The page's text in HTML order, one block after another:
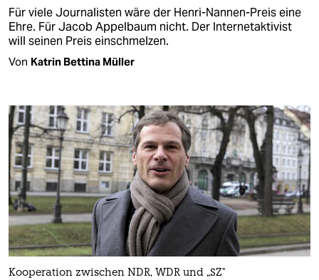
Für viele Journalisten wäre der Henri-Nannen-Preis eine
Ehre. Für Jacob Appelbaum nicht. Der Internetaktivist
will seinen Preis einschmelzen.
Von Katrin Bettina Müller
Kooperation zwischen NDR, WDR und „SZ"